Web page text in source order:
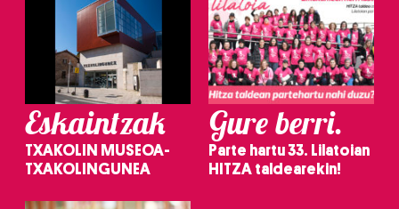
Eskaintzak
TXAKOLIN MUSEOA-
TXAKOLINGUNEA
Gure berri.
Parte hartu 33. Lilatoian
HITZA taldearekin!